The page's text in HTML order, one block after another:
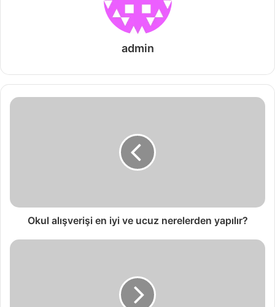
admin
Okul alışverişi en iyi ve ucuz nerelerden yapılır?